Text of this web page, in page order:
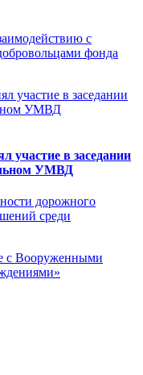
с
фонда
участие в заседании
УМВД
дорожного
среди
с Вооруженными